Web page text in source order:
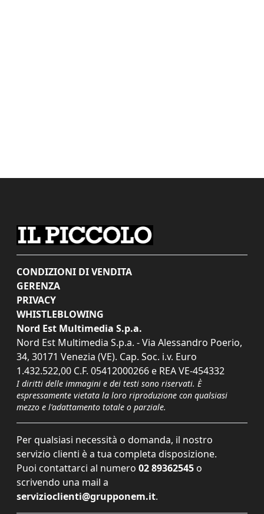
CONDIZIONI DI VENDITA
GERENZA
PRIVACY
WHISTLEBLOWING
Nord Est Multimedia S.p.a.
Nord Est Multimedia S.p.a. - Via Alessandro Poerio,
34, 30171 Venezia (VE). Cap. Soc. i.v. Euro
1.432.522,00 C.F. 05412000266 e REA VE-454332
I diritti delle immagini e dei testi sono riservati. È
espressamente vietata la loro riproduzione con qualsiasi
mezzo e l'adattamento totale o parziale.
Per qualsiasi necessità o domanda, il nostro
servizio clienti è a tua completa disposizione.
Puoi contattarci al numero 02 89362545 o
scrivendo una mail a
servizioclienti@grupponem.it.